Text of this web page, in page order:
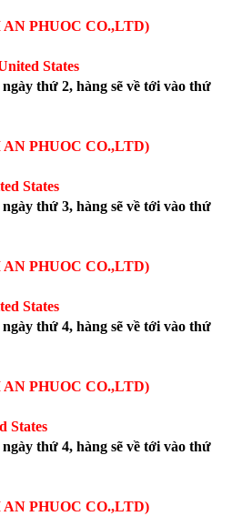
AN PHUOC CO.,LTD)
States
thứ 2, hàng sẽ về tới vào thứ
PHUOC CO.,LTD)
States
thứ 3, hàng sẽ về tới vào thứ
PHUOC CO.,LTD)
States
thứ 4, hàng sẽ về tới vào thứ
PHUOC CO.,LTD)
States
thứ 4, hàng sẽ về tới vào thứ
PHUOC CO.,LTD)